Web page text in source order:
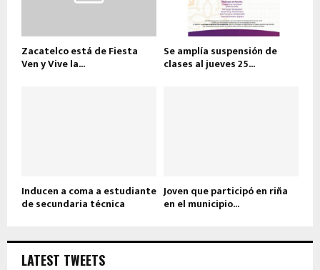
Zacatelco está de Fiesta
Ven y Vive la...
Se amplía suspensión de
clases al jueves 25...
Inducen a coma a estudiante
de secundaria técnica
Joven que participó en riña
en el municipio...
LATEST TWEETS